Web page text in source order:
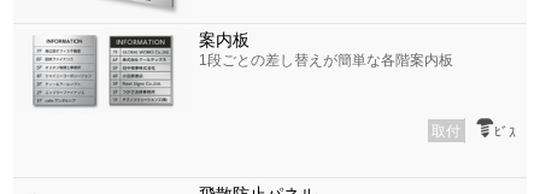
案内板
1段ごとの差し替えが簡単な各階案内板
取付 ﾋﾞｽ